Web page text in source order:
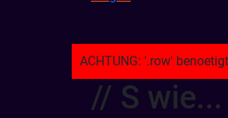
// S wie...